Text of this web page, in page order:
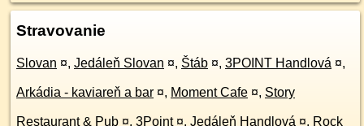
Stravovanie
Slovan ¤, Jedáleň Slovan ¤, Štáb ¤, 3POINT Handlová ¤,
Arkádia - kaviareň a bar ¤, Moment Cafe ¤, Story
Restaurant & Pub ¤, 3Point ¤, Jedáleň Handlová ¤, Rock